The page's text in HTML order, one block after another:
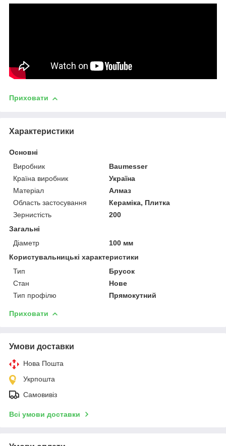
Приховати
Характеристики
Основні
Виробник
Baumesser
Країна виробник
Україна
Матеріал
Алмаз
Область застосування
Кераміка, Плитка
Зернистість
200
Загальні
Діаметр
100 мм
Користувальницькі характеристики
Тип
Брусок
Стан
Нове
Тип профілю
Прямокутний
Приховати
Умови доставки
Нова Пошта
Укрпошта
Самовивіз
Всі умови доставки